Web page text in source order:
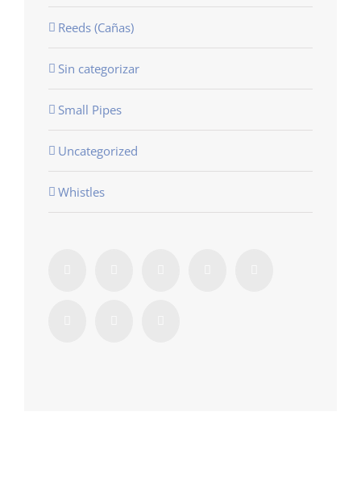
Reeds (Cañas)
Sin categorizar
Small Pipes
Uncategorized
Whistles